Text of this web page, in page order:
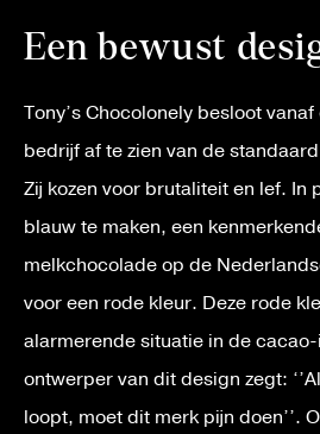
Een bewust
Tony’s Chocolonely besloot
bedrijf af te zien van de
Zij kozen voor brutaliteit en lef. In
blauw te maken, een
melkchocolade op de
voor een rode kleur. Deze rode
alarmerende situatie in de
ontwerper van dit design zegt:
loopt, moet dit merk pijn doen’’.